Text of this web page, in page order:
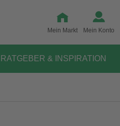
Mein Markt Mein Konto
RATGEBER & INSPIRATION